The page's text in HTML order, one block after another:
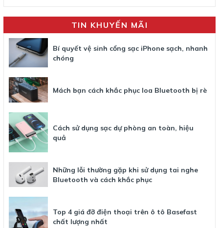
TIN KHUYẾN MÃI
Bí quyết vệ sinh cổng sạc iPhone sạch, nhanh
chóng
Mách bạn cách khắc phục loa Bluetooth bị rè
Cách sử dụng sạc dự phòng an toàn, hiệu
quả
Những lỗi thường gặp khi sử dụng tai nghe
Bluetooth và cách khắc phục
Top 4 giá đỡ điện thoại trên ô tô Basefast
chất lượng nhất